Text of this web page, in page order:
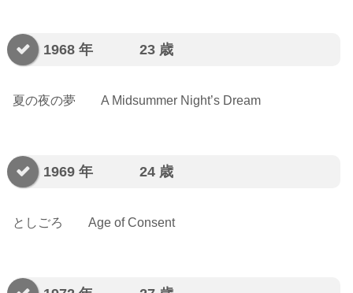
1968 年 23 歳
夏の夜の夢 A Midsummer Night’s Dream
1969 年 24 歳
としごろ Age of Consent